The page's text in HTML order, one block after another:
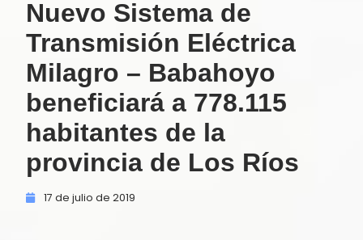
Nuevo Sistema de
Transmisión Eléctrica
Milagro – Babahoyo
beneficiará a 778.115
habitantes de la
provincia de Los Ríos
17 de julio de 2019